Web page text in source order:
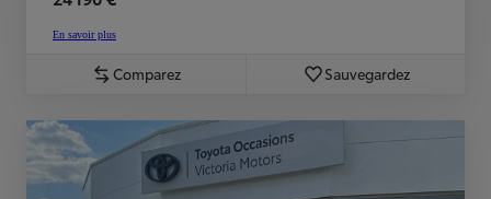
En savoir plus
Comparez Sauvegardez